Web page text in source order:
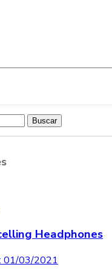
Buscar
Headphones
01/03/2021